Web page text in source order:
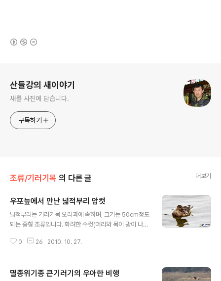
산들강의 새이야기
새를 사진에 담습니다.
구독하기
조류/기러기목 의 다른 글 더보기
우포늪에서 만난 넓적부리 암컷
넓적부리는 기러기목 오리과에 속하며, 크기는 50cm정도
되는 중형 조류입니다. 화려한 수컷(머리와 목이 광이 나는
다. 부리가 넓적해서 이름을 넓적부리로 정했다고 합니다.
플랑크톤 등을 잡아먹는다고 합니다. 우포늪에 많은 넓적
0 26 2010. 10. 27.
멸종위기종 큰기러기의 우아한 비행